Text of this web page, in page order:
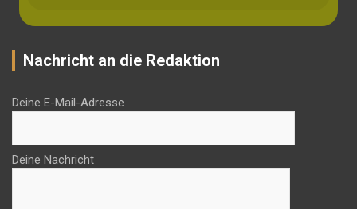
Nachricht an die Redaktion
Deine E-Mail-Adresse
Deine Nachricht